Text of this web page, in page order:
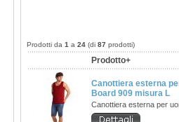
Prodotti da 1 a 24 (di 87 prodotti)
Prodotto+
Canottiera esterna
Board 909 misura L
Canottiera esterna per